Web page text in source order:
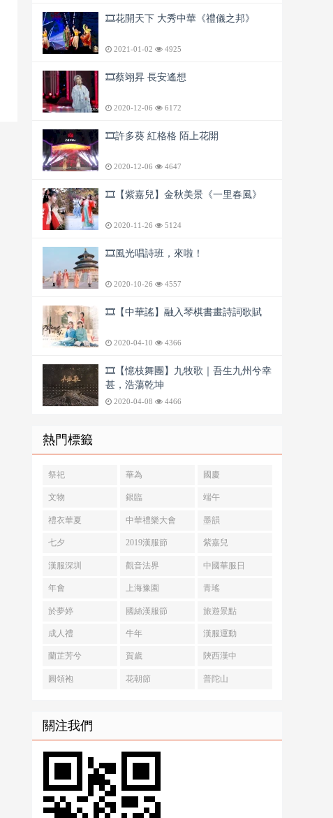
🎞️花開天下 大秀中華《禮儀之邦》
2021-01-02 4925
🎞️蔡翊昇 長安遙想
2020-12-06 6172
🎞️許多葵 紅格格 陌上花開
2020-12-06 4647
🎞️【紫嘉兒】金秋美景《一里春風》
2020-11-26 5124
🎞️風光唱詩班，來啦！
2020-10-26 4557
🎞️【中華謠】融入琴棋書畫詩詞歌賦
2020-04-10 4366
🎞️【憶枝舞團】九牧歌｜吾生九州兮幸
甚，浩蕩乾坤
2020-04-08 4466
熱門標籤
祭祀 華為 國慶
文物 銀臨 端午
禮衣華夏 中華禮樂大會 墨韻
七夕 2019漢服節 紫嘉兒
漢服深圳 觀音法界 中國華服日
年會 上海豫園 青瑤
於夢婷 國絲漢服節 旅遊景點
成人禮 牛年 漢服運動
蘭芷芳兮 賀歲 陝西漢中
圓領袍 花朝節 普陀山
關注我們